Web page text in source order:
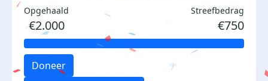
Opgehaald
€2.000
Streefbedrag
€750
Doneer